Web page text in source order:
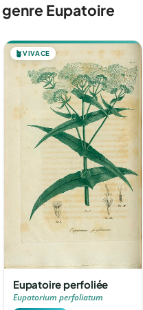
Eupatoire
🪴VIVACE
Eupatoire perfoliée
Eupatorium perfoliatum